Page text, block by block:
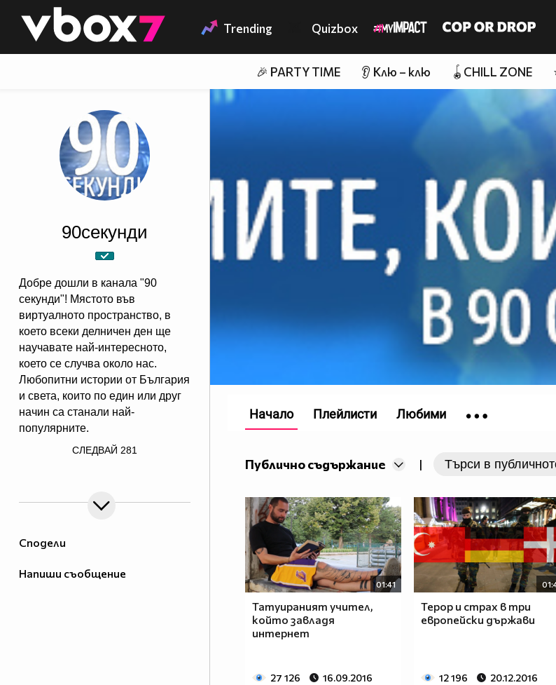
👾 Trending Quizbox
🎉 PARTY TIME 👂 Клю – клю 🪀CHILL ZONE
Сподели
Напиши съобщение
90секунди
Добре дошли в канала "90
секунди"! Мястото във
виртуалното пространство, в
което всеки делничен ден ще
научавате най-интересното,
което се случва около нас.
Любопитни истории от България
и света, които по един или друг
начин са станали най-
популярните.
/> Ние разказваме историите,
СЛЕДВАЙ 281
Публично съдържание |
01:41
Татуираният учител,
който завладя
интернет
27 126 16.09.2016
Терор и страх в три
европейски държави
12 196 20.12.2016
Начало Плейлисти Любими